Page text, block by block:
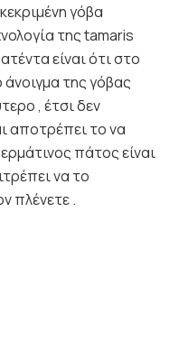
γόβα
της tamaris
είναι ότι στο
της γόβας
, έτσι δεν
αποτρέπει το να
πάτος είναι
να το
πλένετε .